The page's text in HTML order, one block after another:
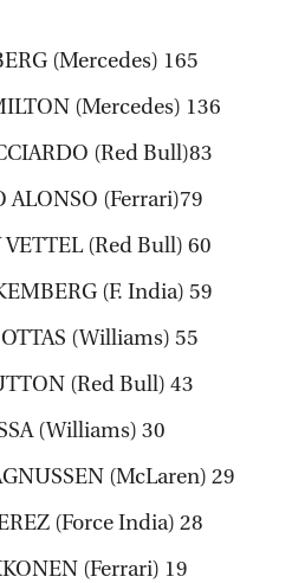
(Mercedes) 165
(Mercedes) 136
(Red Bull)83
ALONSO (Ferrari)79
VETTEL (Red Bull) 60
(F. India) 59
(Williams) 55
(Red Bull) 43
(Williams) 30
(McLaren) 29
(Force India) 28
(Ferrari) 19